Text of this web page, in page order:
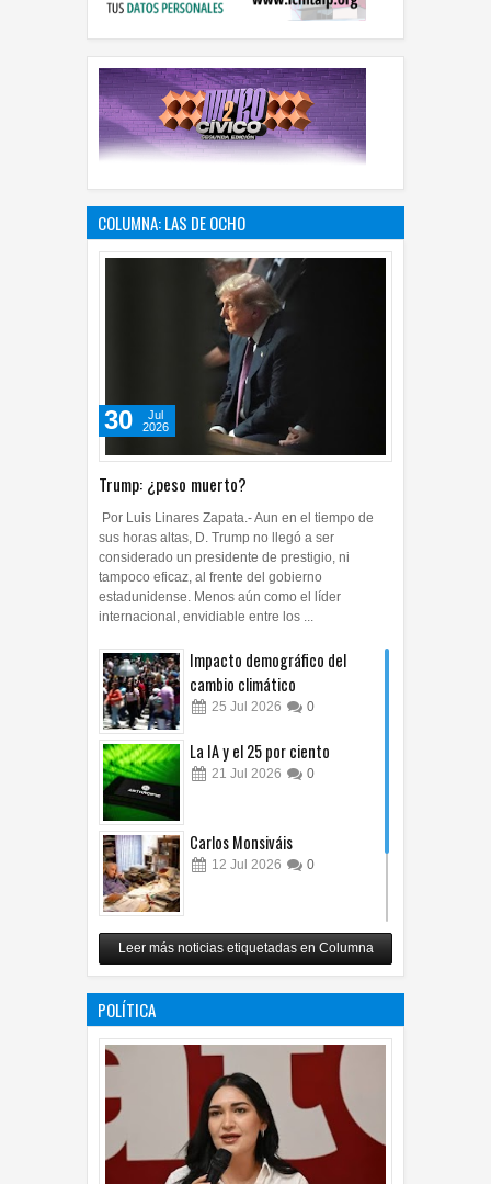
COLUMNA: LAS DE OCHO
Trump: ¿peso muerto?
30
Jul
2026
Por Luis Linares Zapata.- Aun en el tiempo de
sus horas altas, D. Trump no llegó a ser
considerado un presidente de prestigio, ni
tampoco eficaz, al frente del gobierno
estadunidense. Menos aún como el líder
internacional, envidiable entre los ...
Impacto demográfico del
cambio climático
25 Jul 2026 0
La IA y el 25 por ciento
21 Jul 2026 0
Carlos Monsiváis
12 Jul 2026 0
Revuelo en la inteligencia
artificial
07 Jul 2026 0
Leer más noticias etiquetadas en Columna
POLÍTICA